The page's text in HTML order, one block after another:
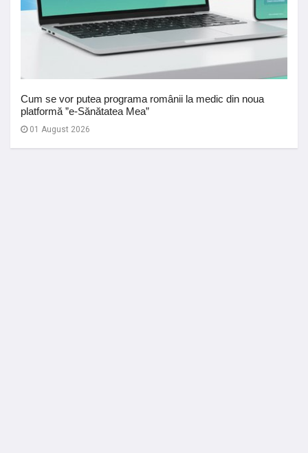
Cum se vor putea programa românii la medic din noua
platformă ”e-Sănătatea Mea”
01 August 2026